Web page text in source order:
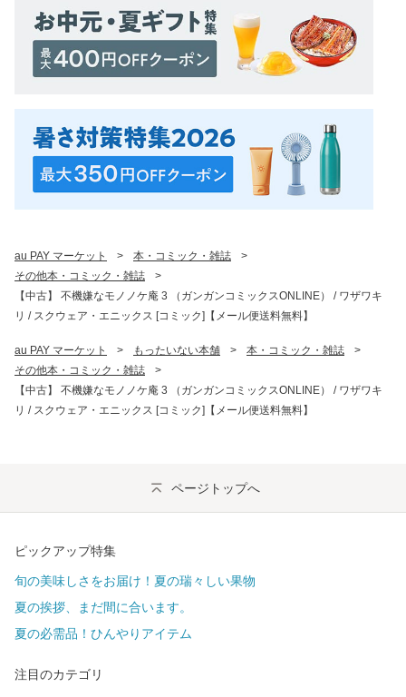
au PAY マーケット > 本・コミック・雑誌
>
その他本・コミック・雑誌
>
【中古】 不機嫌なモノノケ庵 3 （ガンガンコミックスONLINE） / ワザワキ
リ / スクウェア・エニックス [コミック]【メール便送料無料】
au PAY マーケット > もったいない本舗 > 本・コミック・雑誌
>
その他本・コミック・雑誌
>
【中古】 不機嫌なモノノケ庵 3 （ガンガンコミックスONLINE） / ワザワキ
リ / スクウェア・エニックス [コミック]【メール便送料無料】
ページトップへ
ピックアップ特集
旬の美味しさをお届け！夏の瑞々しい果物
夏の挨拶、まだ間に合います。
夏の必需品！ひんやりアイテム
注目のカテゴリ